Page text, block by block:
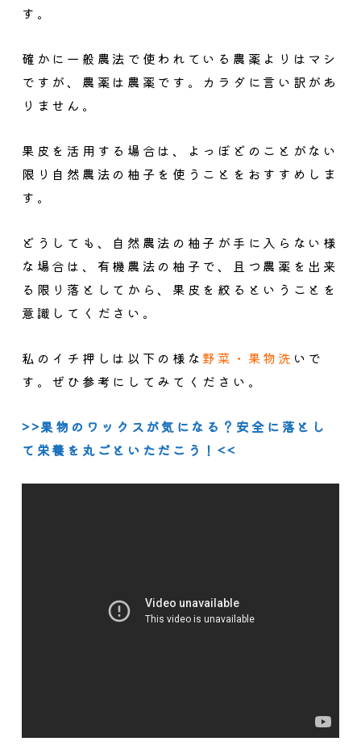
す。
確かに一般農法で使われている農薬よりはマシ
ですが、農薬は農薬です。カラダに言い訳があ
りません。
果皮を活用する場合は、よっぼどのことがない
限り自然農法の柚子を使うことをおすすめしま
す。
どうしても、自然農法の柚子が手に入らない様
な場合は、有機農法の柚子で、且つ農薬を出来
る限り落としてから、果皮を絞るということを
意識してください。
私のイチ押しは以下の様な 野菜・果物洗 いで
す。ぜひ参考にしてみてください。
>>果物のワックスが気になる？安全に落とし
て栄養を丸ごといただこう！<<